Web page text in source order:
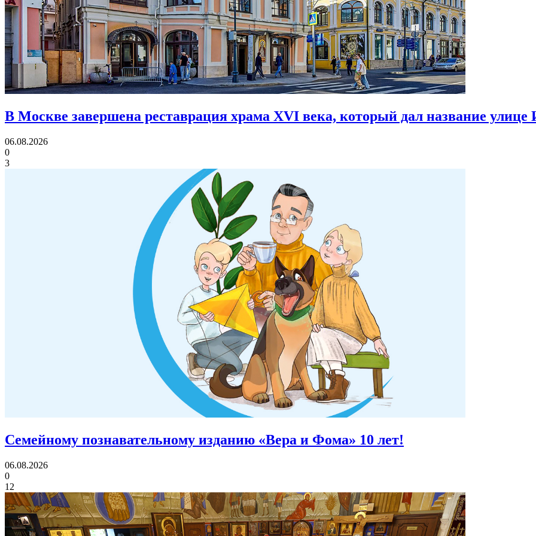
В Москве завершена реставрация храма XVI века, который дал название улице
06.08.2026
0
3
Семейному познавательному изданию «Вера и Фома» 10 лет!
06.08.2026
0
12